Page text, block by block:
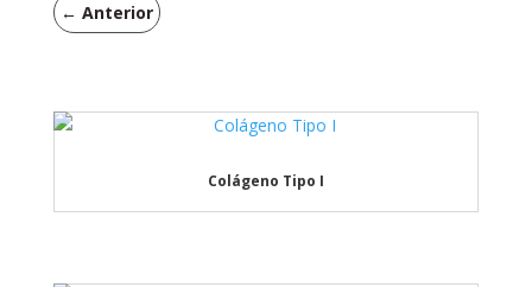
← Anterior
Colágeno Tipo I